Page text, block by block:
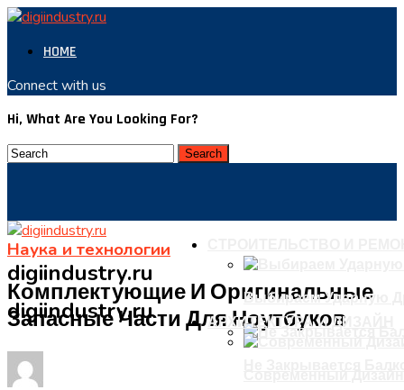
HOME
Connect with us
Hi, What Are You Looking For?
digiindustry.ru
digiindustry.ru
Выбираем Ударную
АРХИТЕКТУРА И ДИЗАЙН
Наука и технологии
Комплектующие И Оригинальные
Запасные Части Для Ноутбуков